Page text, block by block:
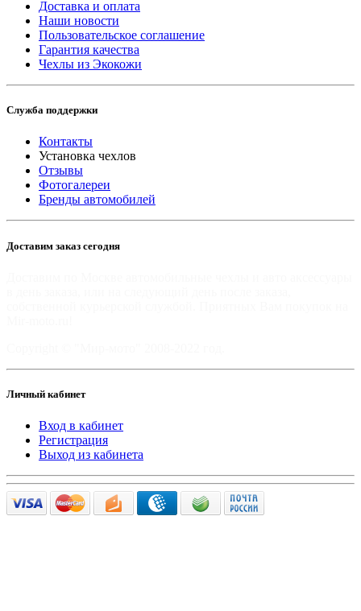
Доставка и оплата
Наши новости
Пользовательское соглашение
Гарантия качества
Чехлы из Экокожи
Служба поддержки
Контакты
Установка чехлов
Отзывы
Фотогалереи
Бренды автомобилей
Доставим заказ сегодня
Личный кабинет
Вход в кабинет
Регистрация
Выход из кабинета